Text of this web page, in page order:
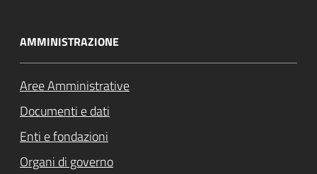
AMMINISTRAZIONE
Aree Amministrative
Documenti e dati
Enti e fondazioni
Organi di governo